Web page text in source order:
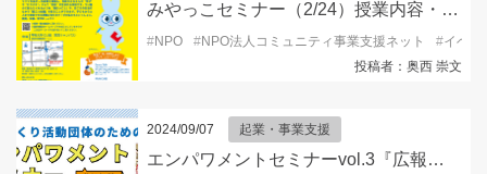
みやっこセミナー（2/24）授業内容・先生が決定！！
#NPO #NPO法人コミュニティ事業支援ネット #イベン
投稿者：奥西 崇文
2024/09/07 起業・事業支援
エンパワメントセミナーvol.3『広報編』